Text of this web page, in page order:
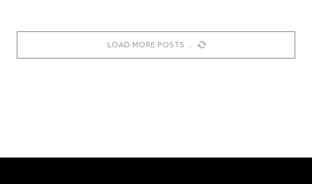
LOAD MORE POSTS